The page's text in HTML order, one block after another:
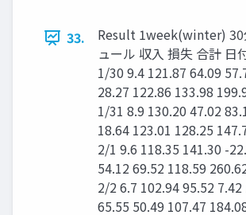
33.
Result 1week(winter) 30
ュール 収入 損失 合計 日
1/30 9.4 121.87 64.09
28.27 122.86 133.98
1/31 8.9 130.20 47.02
18.64 123.01 128.25
2/1 9.6 118.35 141.30 -
54.12 69.52 118.59
2/2 6.7 102.94 95.52 7.42
65.55 50.49 107.47